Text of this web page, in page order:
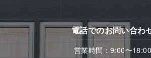
電話でのお問い合わ
営業時間：9:00〜18:00